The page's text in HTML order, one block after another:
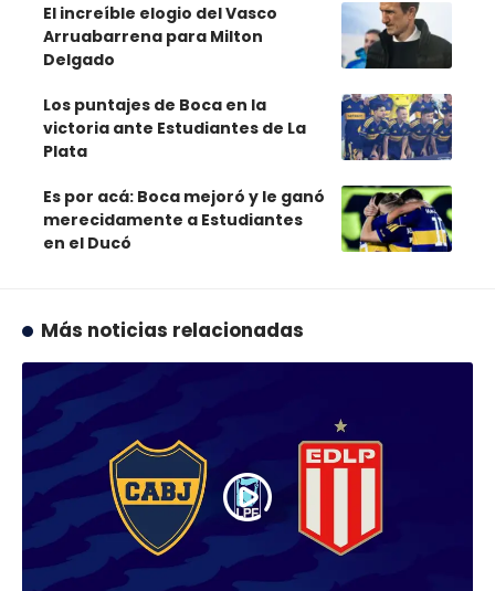
El increíble elogio del Vasco
Arruabarrena para Milton
Delgado
Los puntajes de Boca en la
victoria ante Estudiantes de La
Plata
Es por acá: Boca mejoró y le ganó
merecidamente a Estudiantes
en el Ducó
Más noticias relacionadas